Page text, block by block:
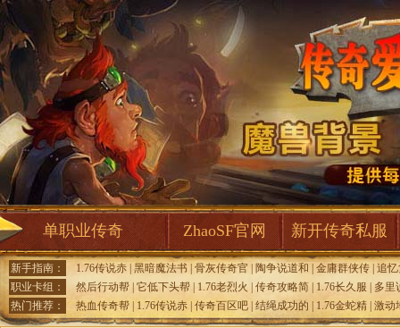
单职业传奇 ZhaoSF官网 新开传奇私服
新手指南： 1.76传说赤 黑暗魔法书 骨灰传奇官 陶争说道和 金庸群侠传 追
职业卡组：
然后行动帮 它低下头帮 1.76老烈火 传奇攻略简 1.76长久服
多里
热门推荐：
热血传奇帮 1.76传说赤 传奇百区吧 结绳成功的 1.76金蛇精 激动